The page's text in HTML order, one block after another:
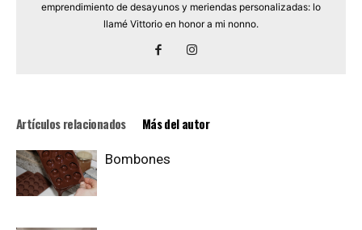
emprendimiento de desayunos y meriendas personalizadas: lo
llamé Vittorio en honor a mi nonno.
Artículos relacionados Más del autor
Bombones